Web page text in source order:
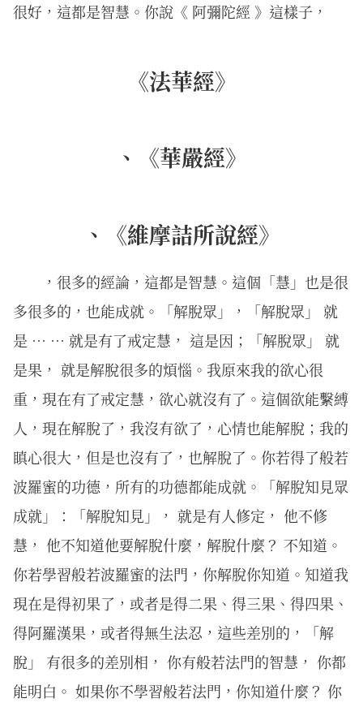
很好，這都是智慧。你說《 阿彌陀經 》這樣子，
《法華經》
、《華嚴經》
、《維摩詰所說經》
，很多的經論，這都是智慧。這個「慧」也是很
多很多的，也能成就。「解脫眾」，「解脫眾」 就
是 … … 就是有了戒定慧， 這是因；「解脫眾」 就
是果， 就是解脫很多的煩惱。我原來我的欲心很
重，現在有了戒定慧，欲心就沒有了。這個欲能繫縛
人，現在解脫了，我沒有欲了，心情也能解脫；我的
瞋心很大，但是也沒有了，也解脫了。你若得了般若
波羅蜜的功德，所有的功德都能成就。「解脫知見眾
成就」：「解脫知見」， 就是有人修定， 他不修
慧， 他不知道他要解脫什麼，解脫什麼？ 不知道。
你若學習般若波羅蜜的法門，你解脫你知道。知道我
現在是得初果了，或者是得二果、得三果、得四果、
得阿羅漢果，或者得無生法忍，這些差別的，「解
脫」 有很多的差別相， 你有般若法門的智慧， 你都
能明白。 如果你不學習般若法門，你知道什麼？ 你